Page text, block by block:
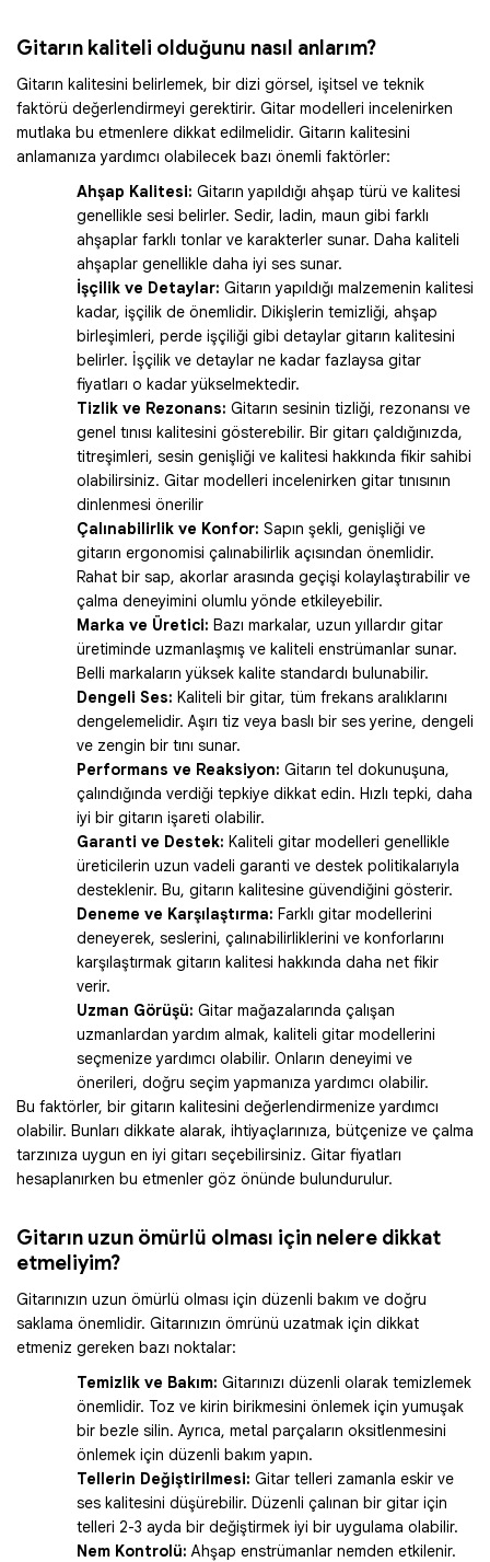
Gitarın kaliteli olduğunu nasıl anlarım?
Gitarın kalitesini belirlemek, bir dizi görsel, işitsel ve teknik
faktörü değerlendirmeyi gerektirir. Gitar modelleri incelenirken
mutlaka bu etmenlere dikkat edilmelidir. Gitarın kalitesini
anlamanıza yardımcı olabilecek bazı önemli faktörler:
Ahşap Kalitesi: Gitarın yapıldığı ahşap türü ve kalitesi
genellikle sesi belirler. Sedir, ladin, maun gibi farklı
ahşaplar farklı tonlar ve karakterler sunar. Daha kaliteli
ahşaplar genellikle daha iyi ses sunar.
İşçilik ve Detaylar: Gitarın yapıldığı malzemenin kalitesi
kadar, işçilik de önemlidir. Dikişlerin temizliği, ahşap
birleşimleri, perde işçiliği gibi detaylar gitarın kalitesini
belirler. İşçilik ve detaylar ne kadar fazlaysa gitar
fiyatları o kadar yükselmektedir.
Tizlik ve Rezonans: Gitarın sesinin tizliği, rezonansı ve
genel tınısı kalitesini gösterebilir. Bir gitarı çaldığınızda,
titreşimleri, sesin genişliği ve kalitesi hakkında fikir sahibi
olabilirsiniz. Gitar modelleri incelenirken gitar tınısının
dinlenmesi önerilir
Çalınabilirlik ve Konfor: Sapın şekli, genişliği ve
gitarın ergonomisi çalınabilirlik açısından önemlidir.
Rahat bir sap, akorlar arasında geçişi kolaylaştırabilir ve
çalma deneyimini olumlu yönde etkileyebilir.
Marka ve Üretici: Bazı markalar, uzun yıllardır gitar
üretiminde uzmanlaşmış ve kaliteli enstrümanlar sunar.
Belli markaların yüksek kalite standardı bulunabilir.
Dengeli Ses: Kaliteli bir gitar, tüm frekans aralıklarını
dengelemelidir. Aşırı tiz veya baslı bir ses yerine, dengeli
ve zengin bir tını sunar.
Performans ve Reaksiyon: Gitarın tel dokunuşuna,
çalındığında verdiği tepkiye dikkat edin. Hızlı tepki, daha
iyi bir gitarın işareti olabilir.
Garanti ve Destek: Kaliteli gitar modelleri genellikle
üreticilerin uzun vadeli garanti ve destek politikalarıyla
desteklenir. Bu, gitarın kalitesine güvendiğini gösterir.
Deneme ve Karşılaştırma: Farklı gitar modellerini
deneyerek, seslerini, çalınabilirliklerini ve konforlarını
karşılaştırmak gitarın kalitesi hakkında daha net fikir
verir.
Uzman Görüşü: Gitar mağazalarında çalışan
uzmanlardan yardım almak, kaliteli gitar modellerini
seçmenize yardımcı olabilir. Onların deneyimi ve
önerileri, doğru seçim yapmanıza yardımcı olabilir.
Bu faktörler, bir gitarın kalitesini değerlendirmenize yardımcı
olabilir. Bunları dikkate alarak, ihtiyaçlarınıza, bütçenize ve çalma
tarzınıza uygun en iyi gitarı seçebilirsiniz. Gitar fiyatları
hesaplanırken bu etmenler göz önünde bulundurulur.
Gitarın uzun ömürlü olması için nelere dikkat
etmeliyim?
Gitarınızın uzun ömürlü olması için düzenli bakım ve doğru
saklama önemlidir. Gitarınızın ömrünü uzatmak için dikkat
etmeniz gereken bazı noktalar:
Temizlik ve Bakım: Gitarınızı düzenli olarak temizlemek
önemlidir. Toz ve kirin birikmesini önlemek için yumuşak
bir bezle silin. Ayrıca, metal parçaların oksitlenmesini
önlemek için düzenli bakım yapın.
Tellerin Değiştirilmesi: Gitar telleri zamanla eskir ve
ses kalitesini düşürebilir. Düzenli çalınan bir gitar için
telleri 2-3 ayda bir değiştirmek iyi bir uygulama olabilir.
Nem Kontrolü: Ahşap enstrümanlar nemden etkilenir.